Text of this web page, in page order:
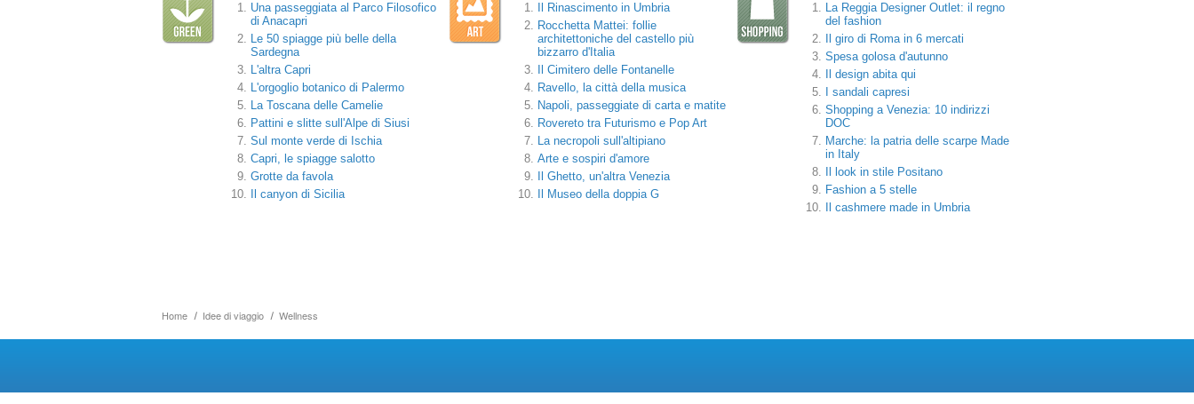
Home Idee di viaggio Wellness
Una passeggiata al Parco Filosofico
di Anacapri
Le 50 spiagge più belle della
Sardegna
L'altra Capri
L'orgoglio botanico di Palermo
La Toscana delle Camelie
Pattini e slitte sull'Alpe di Siusi
Sul monte verde di Ischia
Capri, le spiagge salotto
Grotte da favola
Il canyon di Sicilia
Il Rinascimento in Umbria
Rocchetta Mattei: follie
architettoniche del castello più
bizzarro d'Italia
Il Cimitero delle Fontanelle
Ravello, la città della musica
Napoli, passeggiate di carta e matite
Rovereto tra Futurismo e Pop Art
La necropoli sull'altipiano
Arte e sospiri d'amore
Il Ghetto, un'altra Venezia
Il Museo della doppia G
La Reggia Designer Outlet: il regno
del fashion
Il giro di Roma in 6 mercati
Spesa golosa d'autunno
Il design abita qui
I sandali capresi
Shopping a Venezia: 10 indirizzi
DOC
Marche: la patria delle scarpe Made
in Italy
Il look in stile Positano
Fashion a 5 stelle
Il cashmere made in Umbria